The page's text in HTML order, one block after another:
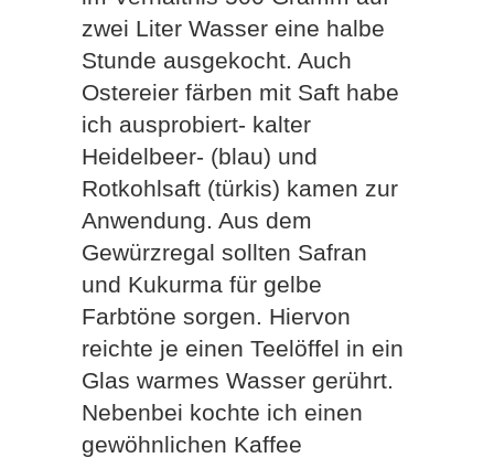
zwei Liter Wasser eine halbe
Stunde ausgekocht. Auch
Ostereier färben mit Saft habe
ich ausprobiert- kalter
Heidelbeer- (blau) und
Rotkohlsaft (türkis) kamen zur
Anwendung. Aus dem
Gewürzregal sollten Safran
und Kukurma für gelbe
Farbtöne sorgen. Hiervon
reichte je einen Teelöffel in ein
Glas warmes Wasser gerührt.
Nebenbei kochte ich einen
gewöhnlichen Kaffee